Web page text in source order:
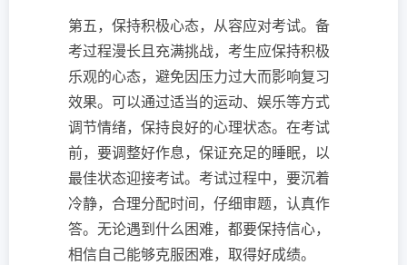
第五，保持积极心态，从容应对考试。备
考过程漫长且充满挑战，考生应保持积极
乐观的心态，避免因压力过大而影响复习
效果。可以通过适当的运动、娱乐等方式
调节情绪，保持良好的心理状态。在考试
前，要调整好作息，保证充足的睡眠，以
最佳状态迎接考试。考试过程中，要沉着
冷静，合理分配时间，仔细审题，认真作
答。无论遇到什么困难，都要保持信心，
相信自己能够克服困难，取得好成绩。